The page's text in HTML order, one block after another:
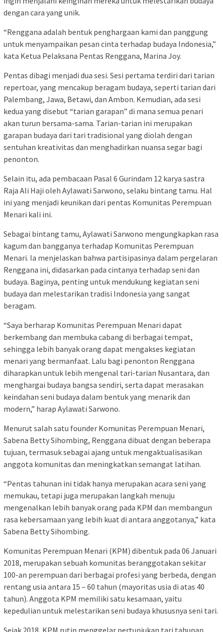
dengan cara yang unik.
“Renggana adalah bentuk penghargaan kami dan panggung
untuk menyampaikan pesan cinta terhadap budaya Indonesia,”
kata Ketua Pelaksana Pentas Renggana, Marina Joy.
Pentas dibagi menjadi dua sesi. Sesi pertama terdiri dari tarian
repertoar, yang mencakup beragam budaya, seperti tarian dari
Palembang, Jawa, Betawi, dan Ambon. Kemudian, ada sesi
kedua yang disebut “tarian garapan” di mana semua penari
akan turun bersama-sama. Tarian-tarian ini merupakan
garapan budaya dari tari tradisional yang diolah dengan
sentuhan kreativitas dan menghadirkan nuansa segar bagi
penonton.
Selain itu, ada pembacaan Pasal 6 Gurindam 12 karya sastra
Raja Ali Haji oleh Aylawati Sarwono, selaku bintang tamu. Hal
ini yang menjadi keunikan dari pentas Komunitas Perempuan
Menari kali ini.
Sebagai bintang tamu, Aylawati Sarwono mengungkapkan rasa
kagum dan bangganya terhadap Komunitas Perempuan
Menari. Ia menjelaskan bahwa partisipasinya dalam pergelaran
Renggana ini, didasarkan pada cintanya terhadap seni dan
budaya. Baginya, penting untuk mendukung kegiatan seni
budaya dan melestarikan tradisi Indonesia yang sangat
beragam.
“Saya berharap Komunitas Perempuan Menari dapat
berkembang dan membuka cabang di berbagai tempat,
sehingga lebih banyak orang dapat mengakses kegiatan
menari yang bermanfaat. Lalu bagi penonton Renggana
diharapkan untuk lebih mengenal tari-tarian Nusantara, dan
menghargai budaya bangsa sendiri, serta dapat merasakan
keindahan seni budaya dalam bentuk yang menarik dan
modern,” harap Aylawati Sarwono.
Menurut salah satu founder Komunitas Perempuan Menari,
Sabena Betty Sihombing, Renggana dibuat dengan beberapa
tujuan, termasuk sebagai ajang untuk mengaktualisasikan
anggota komunitas dan meningkatkan semangat latihan.
“Pentas tahunan ini tidak hanya merupakan acara seni yang
memukau, tetapi juga merupakan langkah menuju
mengenalkan lebih banyak orang pada KPM dan membangun
rasa kebersamaan yang lebih kuat di antara anggotanya,” kata
Sabena Betty Sihombing.
Komunitas Perempuan Menari (KPM) dibentuk pada 06 Januari
2018, merupakan sebuah komunitas beranggotakan sekitar
100-an perempuan dari berbagai profesi yang berbeda, dengan
rentang usia antara 15 – 60 tahun (mayoritas usia di atas 40
tahun). Anggota KPM memiliki satu kesamaan, yaitu
kepedulian untuk melestarikan seni budaya khususnya seni tari.